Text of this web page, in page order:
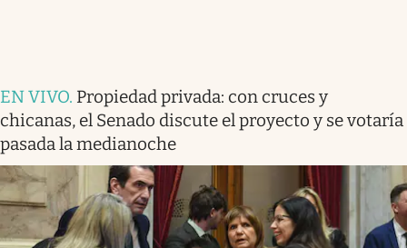
EN VIVO. Propiedad privada: con cruces y
chicanas, el Senado discute el proyecto y se votaría
pasada la medianoche